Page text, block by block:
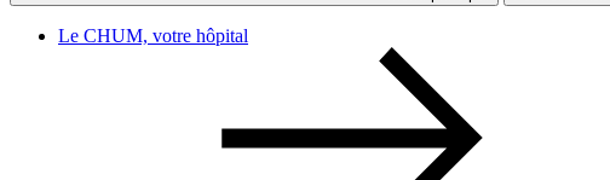
Le CHUM, votre hôpital